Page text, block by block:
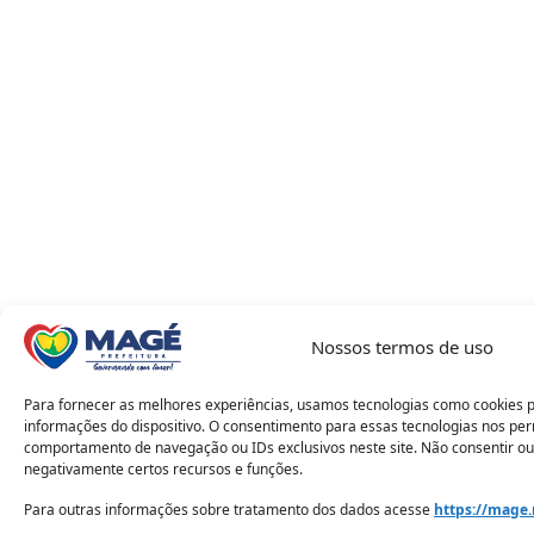
Nossos termos de uso
Para fornecer as melhores experiências, usamos tecnologias como cookies
informações do dispositivo. O consentimento para essas tecnologias nos
comportamento de navegação ou IDs exclusivos neste site. Não consentir
negativamente certos recursos e funções.
Para outras informações sobre tratamento dos dados acesse https://